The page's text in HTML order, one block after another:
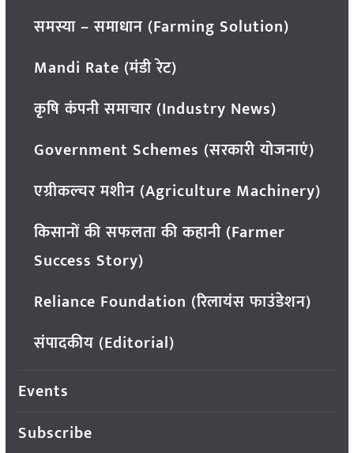
समस्या – समाधान (Farming Solution)
Mandi Rate (मंडी रेट)
कृषि कंपनी समाचार (Industry News)
Government Schemes (सरकारी योजनाएं)
एग्रीकल्चर मशीन (Agriculture Machinery)
किसानों की सफलता की कहानी (Farmer
Success Story)
Reliance Foundation (रिलायंस फाउंडेशन)
संपादकीय (Editorial)
Events
Subscribe